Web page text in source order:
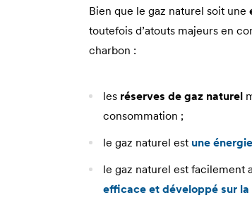
Bien que le gaz naturel soit une
toutefois d’atouts majeurs en
charbon :
les réserves de gaz naturel
consommation ;
le gaz naturel est une
le gaz naturel est facilement
efficace et développé sur